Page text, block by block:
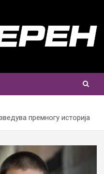
премногу историја